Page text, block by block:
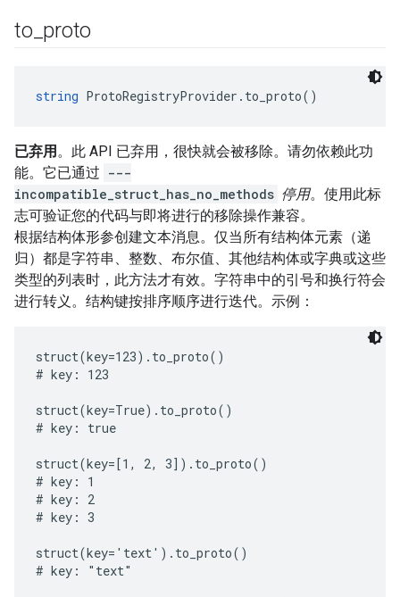
to proto
string ProtoRegistryProvider.to_proto()
已弃用 。此 API 已弃用，很快就会被移除。请勿依赖此功
能。它已通过 ---
incompatible_struct_has_no_methods 停用。使用此标
志可验证您的代码与即将进行的移除操作兼容。
根据结构体形参创建文本消息。仅当所有结构体元素（递
归）都是字符串、整数、布尔值、其他结构体或字典或这些
类型的列表时，此方法才有效。字符串中的引号和换行符会
进行转义。结构键按排序顺序进行迭代。示例：
struct(key=123).to_proto()
# key: 123
struct(key=True).to_proto()
# key: true
struct(key=[1, 2, 3]).to_proto()
# key: 1
# key: 2
# key: 3
struct(key='text').to_proto()
# key: "text"